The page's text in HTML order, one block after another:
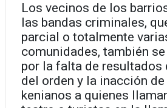
Los vecinos de los
las bandas criminales,
parcial o totalmente
comunidades, también
por la falta de resultados
del orden y la inacción
kenianos a quienes